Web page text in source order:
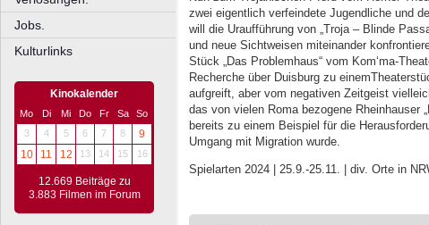
Jobs.
Kulturlinks
Kinokalender
Mo Di Mi Do Fr Sa
So
3
4 5 6 7 8
9
10
11 12 13 14 15 16
12.669 Beiträge zu
3.883 Filmen im Forum
zwei eigentlich verfeindete Jugendliche und
will die Uraufführung von „Troja – Blinde
und neue Sichtweisen miteinander
Stück „Das Problemhaus“ vom Kom‘ma-
Recherche über Duisburg zu
aufgreift, aber vom negativen Zeitgeist
das von vielen Roma bezogene Rheinhauser
bereits zu einem Beispiel für die
Umgang mit Migration wurde.
Spielarten 2024 | 25.9.-25.11. | div. Orte in